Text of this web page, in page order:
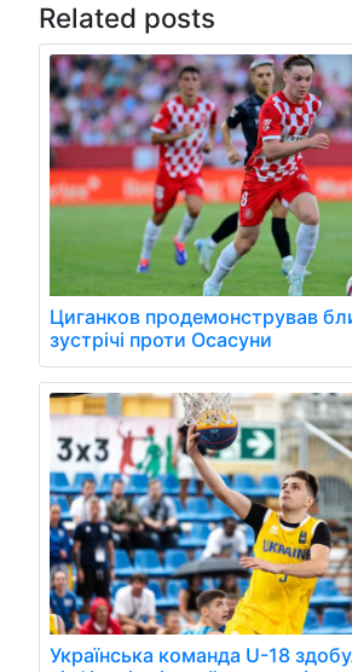
Related posts
Циганков продемонстрував
зустрічі проти Осасуни
Українська команда U-18